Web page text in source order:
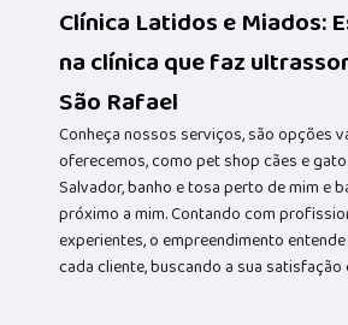
Clínica Latidos e Miados:
na clínica que faz
São Rafael
Conheça nossos serviços, são opções
oferecemos, como pet shop cães e
Salvador, banho e tosa perto de mim e
próximo a mim. Contando com
experientes, o empreendimento
cada cliente, buscando a sua satisfação